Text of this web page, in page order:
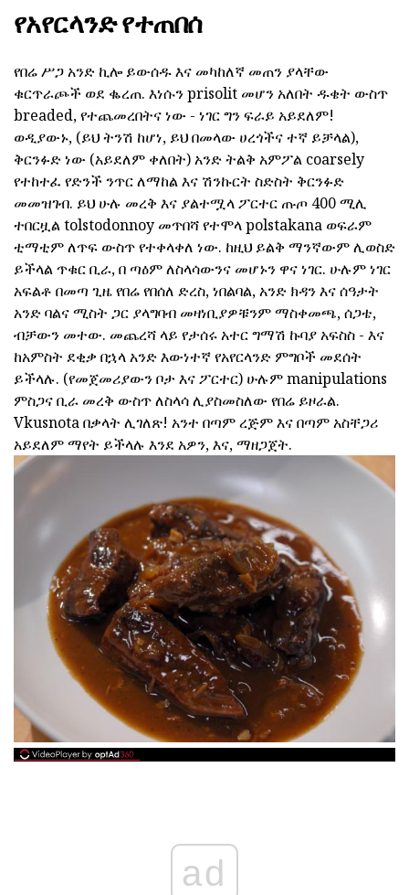
የአየርላንድ የተጠበሰ
የበሬ ሥጋ አንድ ኪሎ ይውሰዱ እና መካከለኛ መጠን ያላቸው
ቁርጥራጮች ወደ ቈረጠ. እነሱን prisolit መሆን አለበት ዱቄት ውስጥ
breaded, የተጨመረበትና ነው - ነገር ግን ፍራይ አይደለም!
ወዲያውኑ, (ይህ ትንሽ ከሆነ, ይህ በመላው ሀረጎችና ተኛ ይቻላል),
ቅርንፉድ ነው (አይደለም ቀለበት) አንድ ትልቅ አምፖል coarsely
የተከተፈ የድንች ንጥር ለማከል እና ሽንኩርት ስድስት ቅርንፉድ
መመዝገብ. ይህ ሁሉ መረቅ እና ያልተሟላ ፖርተር ጡጦ 400 ሚሊ
ተበርዟል tolstodonnoy መጥበሻ የተሞላ polstakana ወፍራም
ቲማቲም ለጥፍ ውስጥ የተቀላቀለ ነው. ከዚህ ይልቅ ማንኛውም ሊወስድ
ይችላል ጥቁር ቢራ, በ ጣዕም ለስላሳውንና መሆኑን ዋና ነገር. ሁሉም ነገር
አፍልቶ በመጣ ጊዜ የበሬ የበሰለ ድረስ, ነበልባል, አንድ ክዳን እና ሰዓታት
አንድ ባልና ሚስት ጋር ያላግባብ መዛነቢያዎቹንም ማስቀመጫ, ሰጋቴ,
ብቻውን መተው. መጨረሻ ላይ የታሰሩ አተር ግማሽ ኩባያ አፍስስ - እና
ከአምስት ደቂቃ በኋላ አንድ እውነተኛ የአየርላንድ ምግቦች መደሰት
ይችላሉ. (የመጀመሪያውን ቦታ እና ፖርተር) ሁሉም manipulations
ምስጋና ቢራ መረቅ ውስጥ ለስላሳ ሊያስመስለው የበሬ ይዞራል.
Vkusnota በቃላት ሊገለጽ! አንተ በጣም ረጅም እና በጣም አስቸጋሪ
አይደለም ማየት ይችላሉ እንደ አዎን, እና, ማዘጋጀት.
ad